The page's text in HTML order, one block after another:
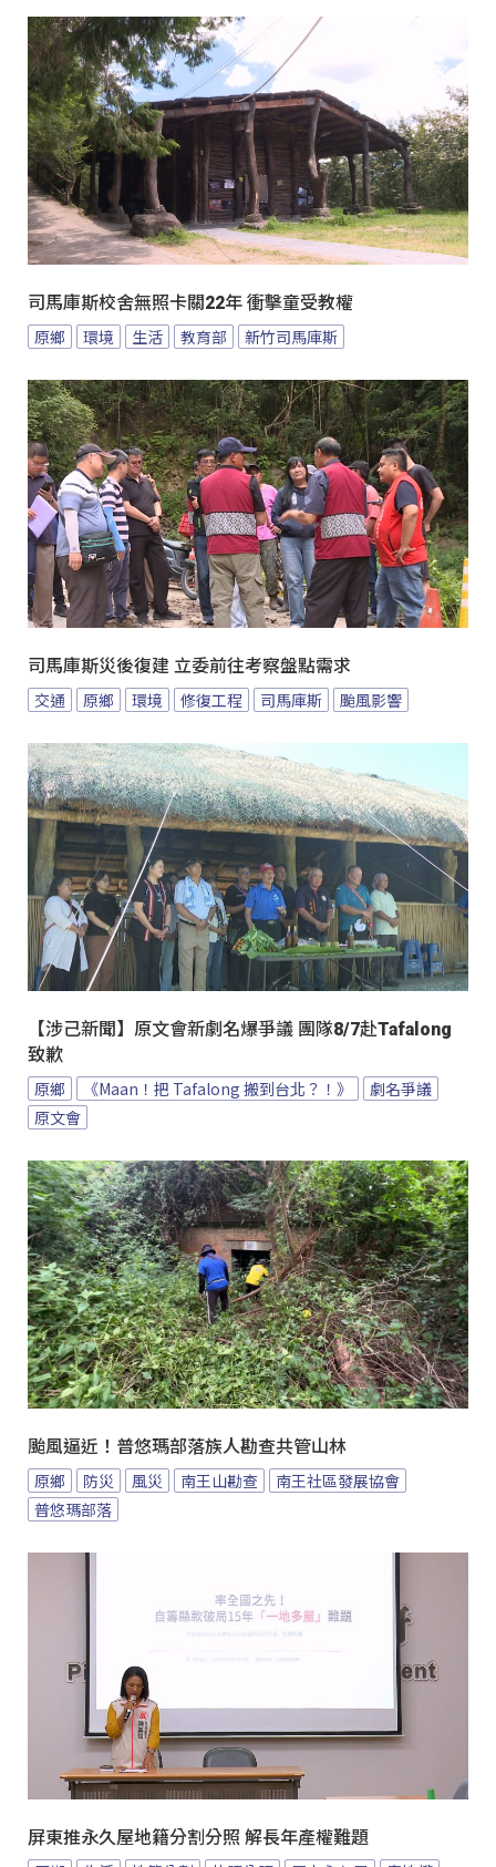
司馬庫斯校舍無照卡關22年 衝擊童受教權
原鄉 環境 生活 教育部 新竹司馬庫斯
司馬庫斯災後復建 立委前往考察盤點需求
交通 原鄉 環境 修復工程 司馬庫斯 颱風影響
【涉己新聞】原文會新劇名爆爭議 團隊8/7赴Tafalong
致歉
原鄉 《Maan！把 Tafalong 搬到台北？！》
劇名爭議
原文會
颱風逼近！普悠瑪部落族人勘查共管山林
原鄉 防災 風災 南王山勘查
南王社區發展協會
普悠瑪部落
屏東推永久屋地籍分割分照 解長年產權難題